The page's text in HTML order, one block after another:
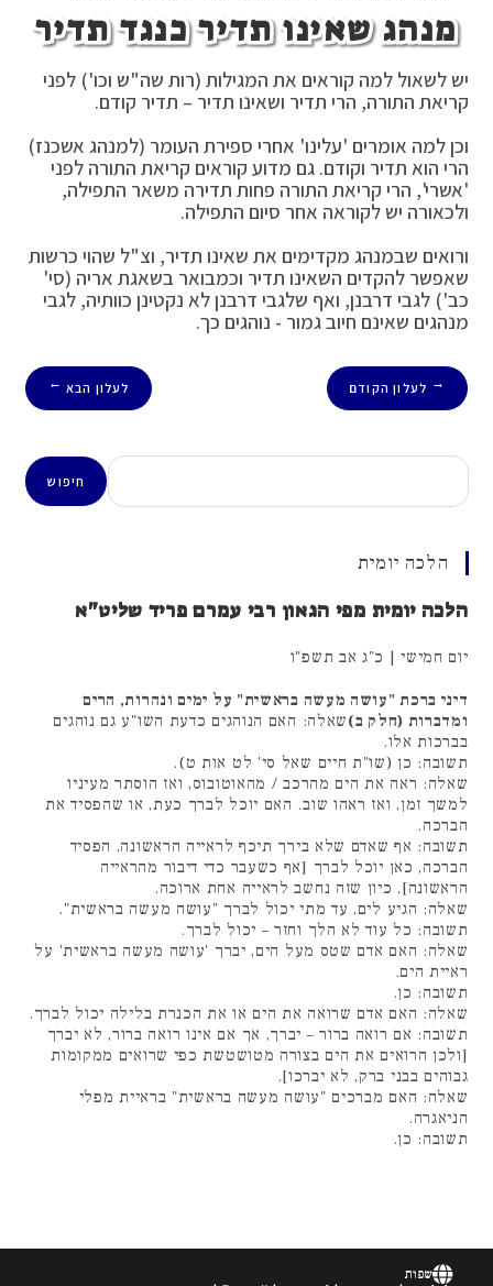
מנהג שאינו תדיר כנגד תדיר
יש לשאול למה קוראים את המגילות (רות שה"ש וכו') לפני
קריאת התורה, הרי תדיר ושאינו תדיר – תדיר קודם.
וכן למה אומרים 'עלינו' אחרי ספירת העומר (למנהג אשכנז)
הרי הוא תדיר וקודם. גם מדוע קוראים קריאת התורה לפני
'אשרי', הרי קריאת התורה פחות תדירה משאר התפילה,
ולכאורה יש לקוראה אחר סיום התפילה.
ורואים שבמנהג מקדימים את שאינו תדיר, וצ"ל שהוי כרשות
שאפשר להקדים השאינו תדיר וכמבואר בשאגת אריה (סי'
כב') לגבי דרבנן, ואף שלגבי דרבנן לא נקטינן כוותיה, לגבי
מנהגים שאינם חיוב גמור - נוהגים כך.
← לעלון הקודם לעלון הבא →
חיפוש
חיפוש
הלכה יומית
הלכה יומית מפי הגאון רבי עמרם פריד שליט"א
יום חמישי | כ"ג אב תשפ"ו
דיני ברכת "עושה מעשה בראשית" על ימים ונהרות, הרים
ומדברות (חלק ב)שאלה: האם הנוהגים כדעת השו"ע גם נוהגים
בברכות אלו.
תשובה: כן (שו"ת חיים שאל סי' לט אות ט).
שאלה: ראה את הים מהרכב / מהאוטובוס, ואז הוסתר מעיניו
למשך זמן, ואז ראהו שוב. האם יוכל לברך כעת, או שהפסיד את
הברכה.
תשובה: אף שאדם שלא בירך תיכף לראייה הראשונה, הפסיד
הברכה, כאן יוכל לברך [אף כשעבר כדי דיבור מהראייה
הראשונה], כיון שזה נחשב לראייה אחת ארוכה.
שאלה: הגיע לים, עד מתי יכול לברך "עושה מעשה בראשית".
תשובה: כל עוד לא הלך וחזר – יכול לברך.
שאלה: האם אדם שטס מעל הים, יברך 'עושה מעשה בראשית' על
ראיית הים.
תשובה: כן.
שאלה: האם אדם שרואה את הים או את הכנרת בלילה יכול לברך.
תשובה: אם רואה ברור – יברך, אך אם אינו רואה ברור, לא יברך
[ולכן הרואים את הים בצורה מטושטשת כפי שרואים ממקומות
גבוהים בבני ברק, לא יברכו].
שאלה: האם מברכים "עושה מעשה בראשית" בראיית מפלי
הניאגרה.
תשובה: כן.
שפות